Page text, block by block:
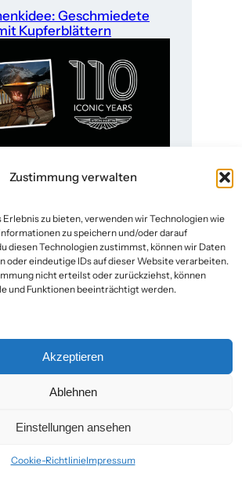
Zustimmung verwalten
Erlebnis zu bieten, verwenden wir Technologien wie
zu speichern und/oder darauf
diesen Technologien zustimmst, können wir Daten
oder eindeutige IDs auf dieser Website verarbeiten.
nicht erteilst oder zurückziehst, können
und Funktionen beeinträchtigt werden.
Akzeptieren
Ablehnen
Einstellungen ansehen
Cookie-RichtlinieImpressum
Geschmiedete
Kupferblättern
Albrecht x Aston Martin
Martin Albrecht © 2024